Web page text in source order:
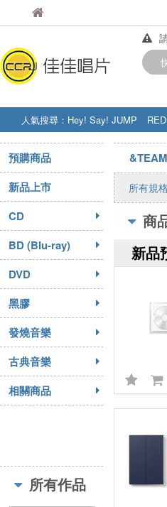
佳佳
人氣搜尋： Hey! Say! JUMP
STRAY KIDS
盧廣仲 周杰伦
預購商品
新品上市
CD
BD (Blu-ray)
DVD
黑膠
發燒音樂
古典音樂
相關商品
所有作品
所有規
商
新品